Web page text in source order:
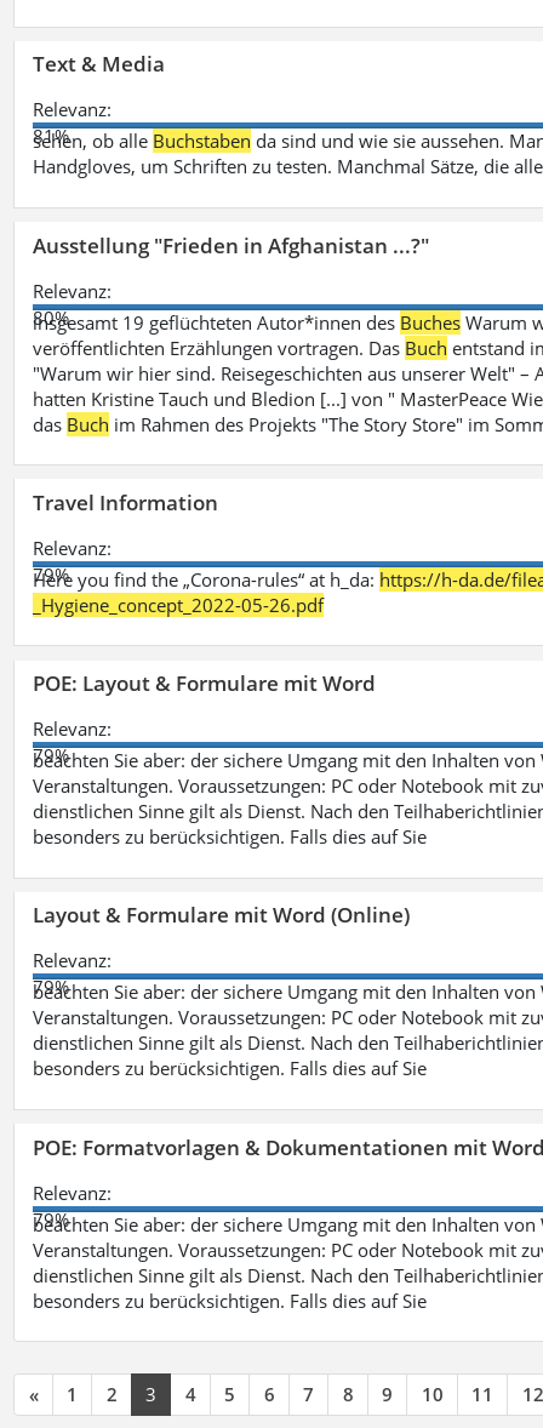
Text & Media
Relevanz:
81%
sehen, ob alle Buchstaben da sind und wie sie aussehen.
Handgloves, um Schriften zu testen. Manchmal Sätze, die
Ausstellung "Frieden in Afghanistan ...?"
Relevanz:
80%
insgesamt 19 geflüchteten Autor*innen des Buches Warum
veröffentlichten Erzählungen vortragen. Das Buch entstand
"Warum wir hier sind. Reisegeschichten aus unserer Welt"
hatten Kristine Tauch und Bledion [...] von " MasterPeace
das Buch im Rahmen des Projekts "The Story Store" im
Travel Information
Relevanz:
79%
Here you find the „Corona-rules“ at h_da: https://h-da.de/
_Hygiene_concept_2022-05-26.pdf
POE: Layout & Formulare mit Word
Relevanz:
79%
beachten Sie aber: der sichere Umgang mit den Inhalten
Veranstaltungen. Voraussetzungen: PC oder Notebook mit
dienstlichen Sinne gilt als Dienst. Nach den
besonders zu berücksichtigen. Falls dies auf Sie
Layout & Formulare mit Word (Online)
Relevanz:
79%
beachten Sie aber: der sichere Umgang mit den Inhalten
Veranstaltungen. Voraussetzungen: PC oder Notebook mit
dienstlichen Sinne gilt als Dienst. Nach den
besonders zu berücksichtigen. Falls dies auf Sie
POE: Formatvorlagen & Dokumentationen mit
Relevanz:
79%
beachten Sie aber: der sichere Umgang mit den Inhalten
Veranstaltungen. Voraussetzungen: PC oder Notebook mit
dienstlichen Sinne gilt als Dienst. Nach den
besonders zu berücksichtigen. Falls dies auf Sie
« 1 2 3 4 5 6 7 8 9 10 11 12